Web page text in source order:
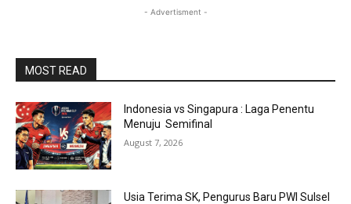
- Advertisment -
MOST READ
Indonesia vs Singapura : Laga Penentu
Menuju Semifinal
August 7, 2026
Usia Terima SK, Pengurus Baru PWI Sulsel